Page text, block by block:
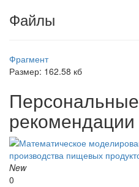
Файлы
Фрагмент
Размер: 162.58 кб
Персональные
рекомендации
New
0